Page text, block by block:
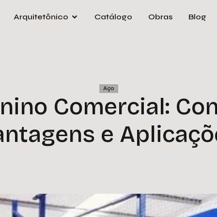
Arquitetônico Catálogo Obras Blog
Aço
Comercial:
e
Email